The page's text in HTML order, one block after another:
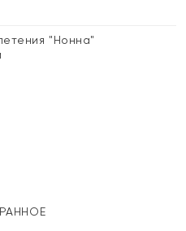
"Нонна"